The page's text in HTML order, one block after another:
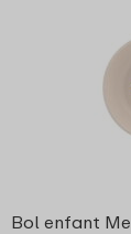
Bol enfant